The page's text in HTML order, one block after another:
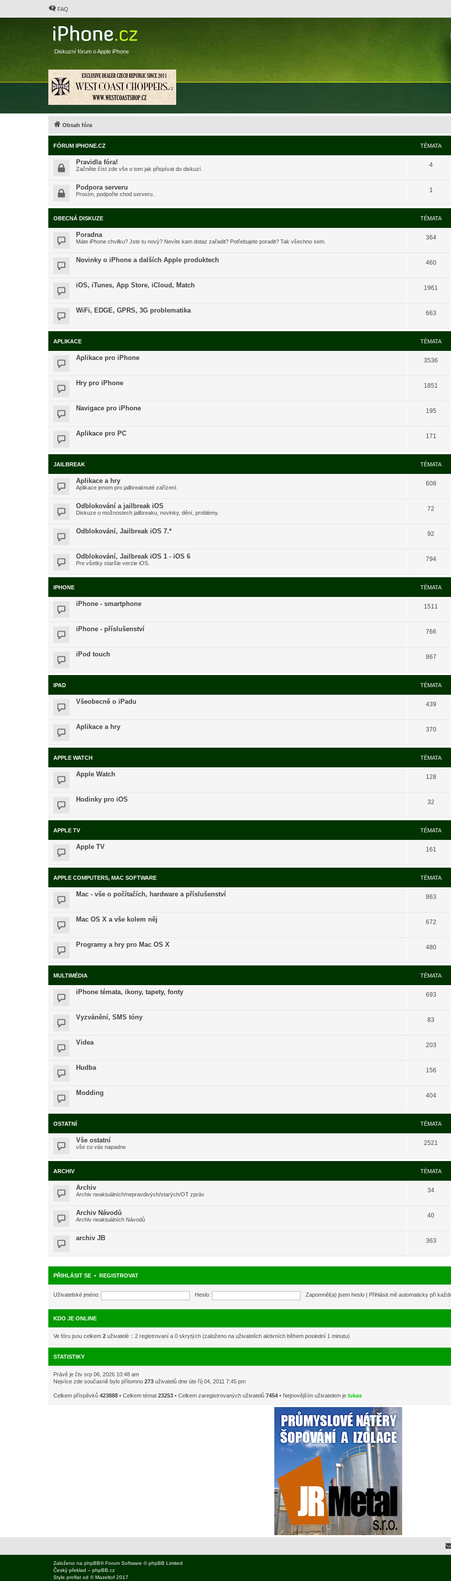
FAQ
Diskuzní fórum o Apple iPhone
Obsah fóra
FÓRUM IPHONE.CZ TÉMATA
Pravidla fóra!
Začněte číst zde vše o tom jak přispívat do diskuzí.
4
Podpora serveru
Prosím, podpořte chod serveru..
1
OBECNÁ DISKUZE TÉMATA
Poradna
Máte iPhone chvilku? Jste tu nový? Nevíte kam dotaz zařadit? Potřebujete poradit? Tak všechno sem.
364
Novinky o iPhone a dalších Apple produktech 460
iOS, iTunes, App Store, iCloud, Match 1961
WiFi, EDGE, GPRS, 3G problematika 663
APLIKACE TÉMATA
Aplikace pro iPhone 3536
Hry pro iPhone 1851
Navigace pro iPhone 195
Aplikace pro PC 171
JAILBREAK TÉMATA
Aplikace a hry
Aplikace jenom pro jailbreaknuté zařízení.
608
Odblokování a jailbreak iOS
Diskuze o možnostech jailbreaku, novinky, dění, problémy.
72
Odblokování, Jailbreak iOS 7.* 92
Odblokování, Jailbreak iOS 1 - iOS 6
Pre všetky staršie verzie iOS.
794
IPHONE TÉMATA
iPhone - smartphone 1511
iPhone - příslušenství 766
iPod touch 867
IPAD TÉMATA
Všeobecně o iPadu 439
Aplikace a hry 370
APPLE WATCH TÉMATA
Apple Watch 128
Hodinky pro iOS 32
APPLE TV TÉMATA
Apple TV 161
APPLE COMPUTERS, MAC SOFTWARE TÉMATA
Mac - vše o počítačích, hardware a příslušenství 863
Mac OS X a vše kolem něj 672
Programy a hry pro Mac OS X 480
MULTIMÉDIA TÉMATA
iPhone témata, ikony, tapety, fonty 693
Vyzvánění, SMS tóny 83
Videa 203
Hudba 156
Modding 404
OSTATNÍ TÉMATA
Vše ostatní
vše co vás napadne
2521
ARCHIV TÉMATA
Archiv
Archiv neaktuálních/nepravdivých/starých/OT zpráv
34
Archiv Návodů
Archiv neaktuálních Návodů
40
archiv JB 363
PŘIHLÁSIT SE • REGISTROVAT
Uživatelské jméno: Heslo: Zapomněl(a) jsem heslo Přihlásit mě automaticky při
KDO JE ONLINE
Ve fóru jsou celkem 2 uživatelé :: 2 registrovaní a 0 skrytých (založeno na uživatelích aktivních během poslední 1 minutu)
STATISTIKY
Právě je čtv srp 06, 2026 10:48 am
Nejvíce zde současně bylo přítomno 273 uživatelů dne úte říj 04, 2011 7:45 pm
Celkem příspěvků 423888 • Celkem témat 23253 • Celkem zaregistrovaných uživatelů 7454 • Nejnovějším uživatelem je lukas
Založeno na phpBB® Forum Software © phpBB Limited
Český překlad – phpBB.cz
Style proflat od ©Mazeltof 2017